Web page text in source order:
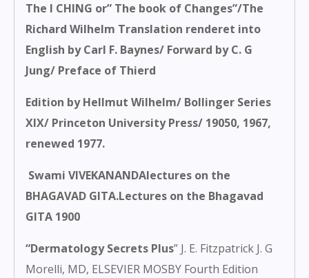
The I CHING or” The book of Changes”/The
Richard Wilhelm Translation renderet into
English by Carl F. Baynes/ Forward by C. G
Jung/ Preface of Thierd
Edition by Hellmut Wilhelm/ Bollinger Series
XIX/ Princeton University Press/ 19050, 1967,
renewed 1977.
Swami VIVEKANANDAlectures on the
BHAGAVAD GITA.Lectures on the Bhagavad
GITA 1900
“Dermatology Secrets Plus” J. E. Fitzpatrick J. G
Morelli, MD, ELSEVIER MOSBY Fourth Edition